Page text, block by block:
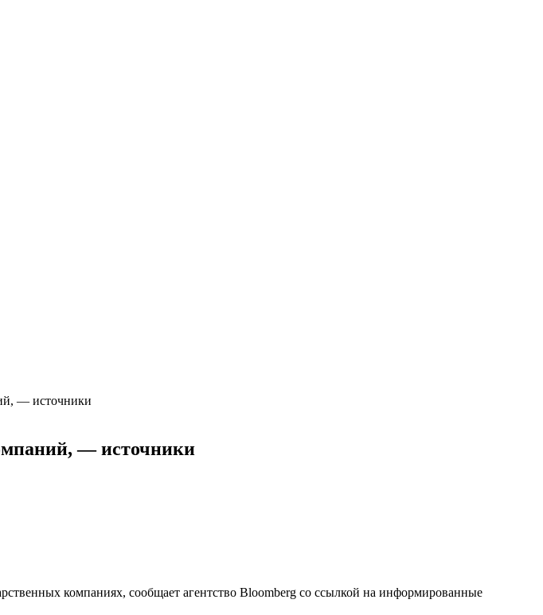
— источники
— источники
компаниях, сообщает агентство Bloomberg со ссылкой на информированные